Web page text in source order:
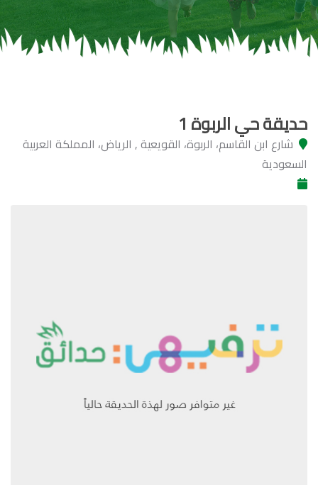
حديقة حي الربوة 1
شارع ابن القاسم، الربوة، القويعية , الرياض، المملكة العربية
السعودية